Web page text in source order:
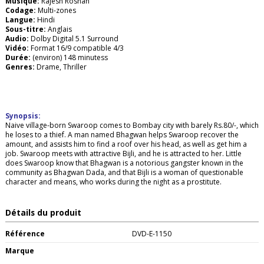
Codage: Multi-zones
Langue: Hindi
Sous-titre: Anglais
Audio: Dolby Digital 5.1 Surround
Vidéo: Format 16/9 compatible 4/3
Durée: (environ) 148 minutess
Genres: Drame, Thriller
Synopsis:
Naive village-born Swaroop comes to Bombay city with barely Rs.80/-, which
he loses to a thief. A man named Bhagwan helps Swaroop recover the
amount, and assists him to find a roof over his head, as well as get him a
job. Swaroop meets with attractive Bijli, and he is attracted to her. Little
does Swaroop know that Bhagwan is a notorious gangster known in the
community as Bhagwan Dada, and that Bijli is a woman of questionable
character and means, who works during the night as a prostitute.
Détails du produit
Référence
DVD-E-1150
Marque